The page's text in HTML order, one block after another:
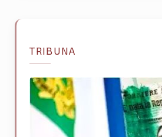
TRIBUNA